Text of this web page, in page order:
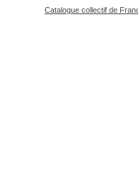
Catalogue collectif de